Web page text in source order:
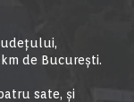
de Bucureşti.
sate, și